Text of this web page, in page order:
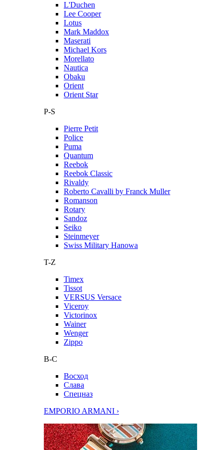
L'Duchen
Lee Cooper
Lotus
Mark Maddox
Maserati
Michael Kors
Morellato
Nautica
Obaku
Orient
Orient Star
P-S
Pierre Petit
Police
Puma
Quantum
Reebok
Reebok Classic
Rivaldy
Roberto Cavalli by Franck Muller
Romanson
Rotary
Sandoz
Seiko
Steinmeyer
Swiss Military Hanowa
T-Z
Timex
Tissot
VERSUS Versace
Viceroy
Victorinox
Wainer
Wenger
Zippo
В-С
Восход
Слава
Спецназ
EMPORIO ARMANI ›